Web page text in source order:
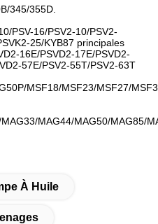
345/355D.
PSV-16/PSV2-10/PSV2-
25/KYB87 principales
16E/PSVD2-17E/PSVD2-
57E/PSV2-55T/PSV2-63T
MSF18/MSF23/MSF27/
MAG44/MAG50/MAG85/
À Huile